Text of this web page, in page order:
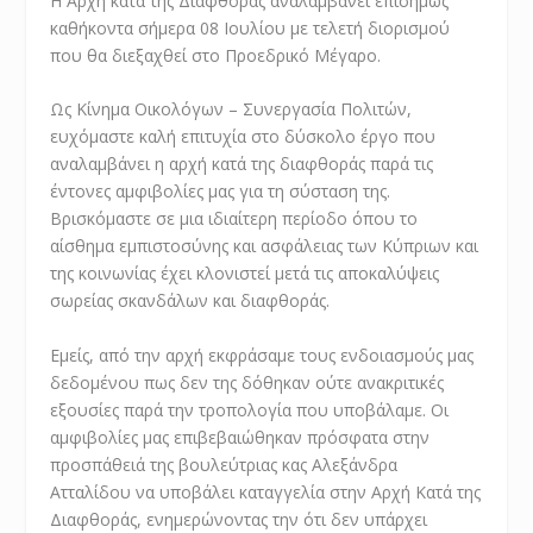
καθήκοντα σήμερα 08 Ιουλίου με τελετή διορισμού
που θα διεξαχθεί στο Προεδρικό Μέγαρο.
Ως Κίνημα Οικολόγων – Συνεργασία Πολιτών,
ευχόμαστε καλή επιτυχία στο δύσκολο έργο που
αναλαμβάνει η αρχή κατά της διαφθοράς παρά τις
έντονες αμφιβολίες μας για τη σύσταση της.
Βρισκόμαστε σε μια ιδιαίτερη περίοδο όπου το
αίσθημα εμπιστοσύνης και ασφάλειας των Κύπριων και
της κοινωνίας έχει κλονιστεί μετά τις αποκαλύψεις
σωρείας σκανδάλων και διαφθοράς.
Εμείς, από την αρχή εκφράσαμε τους ενδοιασμούς μας
δεδομένου πως δεν της δόθηκαν ούτε ανακριτικές
εξουσίες παρά την τροπολογία που υποβάλαμε. Οι
αμφιβολίες μας επιβεβαιώθηκαν πρόσφατα στην
προσπάθειά της βουλεύτριας κας Αλεξάνδρα
Ατταλίδου να υποβάλει καταγγελία στην Αρχή Κατά της
Διαφθοράς, ενημερώνοντας την ότι δεν υπάρχει